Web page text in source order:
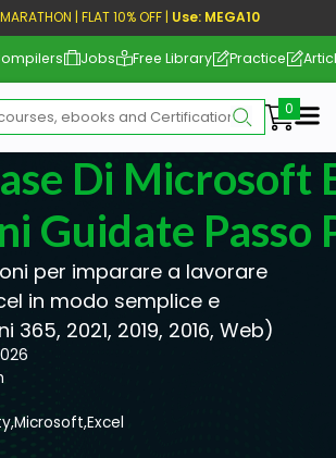
| FLAT 10% OFF | Use: MEGA10
Jobs Free Library Practice
Di Microsoft
Guidate Passo
per imparare a lavorare
in modo semplice e
2021, 2019, 2016, Web)
Microsoft,Excel